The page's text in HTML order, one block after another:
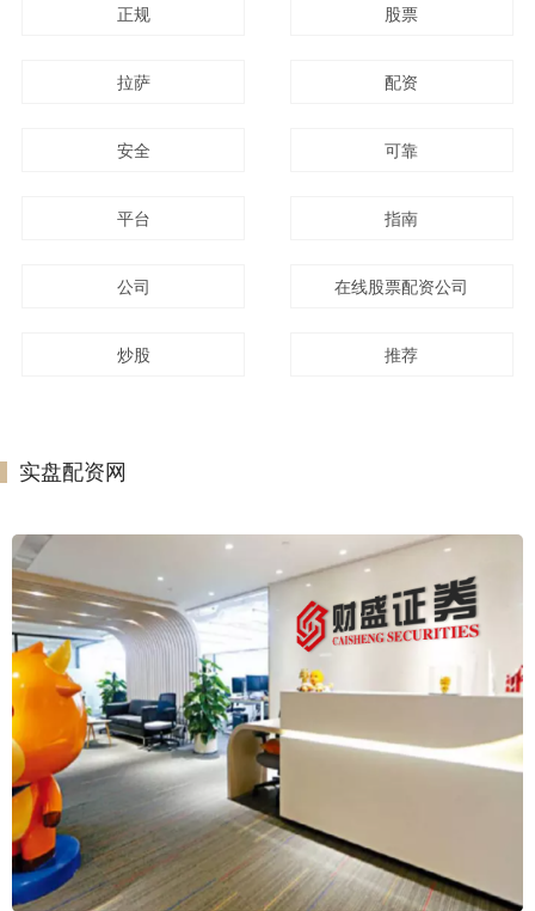
正规 股票
拉萨 配资
安全 可靠
平台 指南
公司 在线股票配资公司
炒股 推荐
实盘配资网